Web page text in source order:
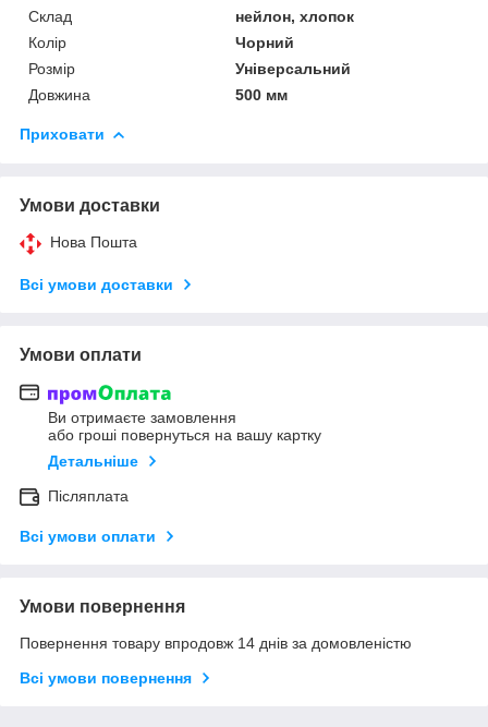
Склад
нейлон, хлопок
Колір
Чорний
Розмір
Універсальний
Довжина
500 мм
Приховати
Умови доставки
Нова Пошта
Всі умови доставки
Умови оплати
Ви отримаєте замовлення
або гроші повернуться на вашу картку
Детальніше
Післяплата
Всі умови оплати
Умови повернення
Повернення товару впродовж 14 днів за домовленістю
Всі умови повернення